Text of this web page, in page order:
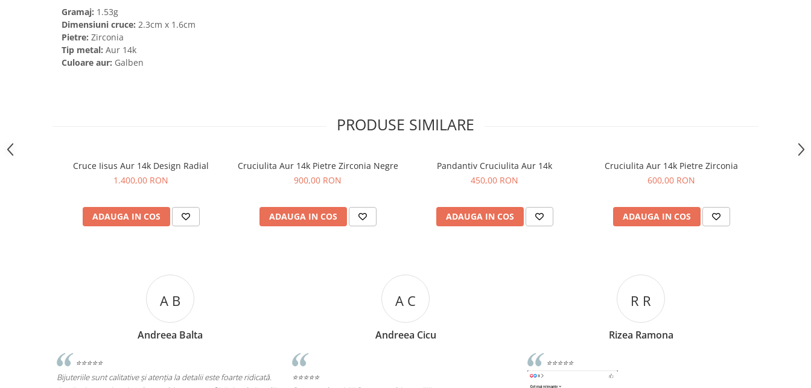
Gramaj: 1.53g
Dimensiuni cruce: 2.3cm x 1.6cm
Pietre: Zirconia
Tip metal: Aur 14k
Culoare aur: Galben
PRODUSE SIMILARE
Cruce Iisus Aur 14k Design Radial
1.400,00 RON
ADAUGA IN COS
Cruciulita Aur 14k Pietre Zirconia Negre
900,00 RON
ADAUGA IN COS
Pandantiv Cruciulita Aur 14k
450,00 RON
ADAUGA IN COS
Cruciulita Aur 14k Pietre Zirconia
600,00 RON
ADAUGA IN COS
A C
Andreea Cicu
⭐⭐⭐⭐⭐
R R
Rizea Ramona
C C
Corina Cori
⭐⭐⭐⭐⭐
Recomand cu drag,persoane deosebite si lucruri bune si